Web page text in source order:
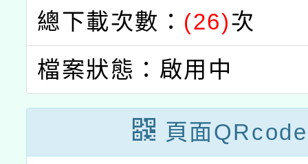
總下載次數： (26)次
檔案狀態：啟用中
頁面QRcode